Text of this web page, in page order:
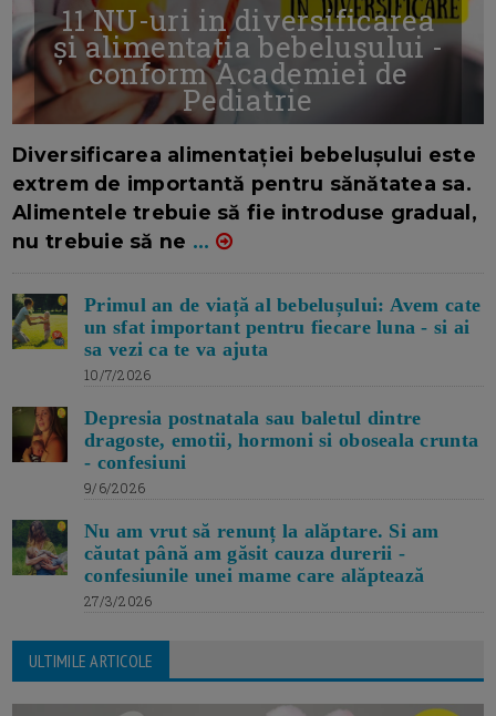
11 NU-uri in diversificarea
și alimentația bebelușului -
conform Academiei de
Pediatrie
Diversificarea alimentației bebelușului este
extrem de importantă pentru sănătatea sa.
Alimentele trebuie să fie introduse gradual,
nu trebuie să ne ...
Primul an de viață al bebelușului: Avem cate
un sfat important pentru fiecare luna - si ai
sa vezi ca te va ajuta
10/7/2026
Depresia postnatala sau baletul dintre
dragoste, emotii, hormoni si oboseala crunta
- confesiuni
9/6/2026
Nu am vrut să renunț la alăptare. Si am
căutat până am găsit cauza durerii -
confesiunile unei mame care alăptează
27/3/2026
ULTIMILE ARTICOLE